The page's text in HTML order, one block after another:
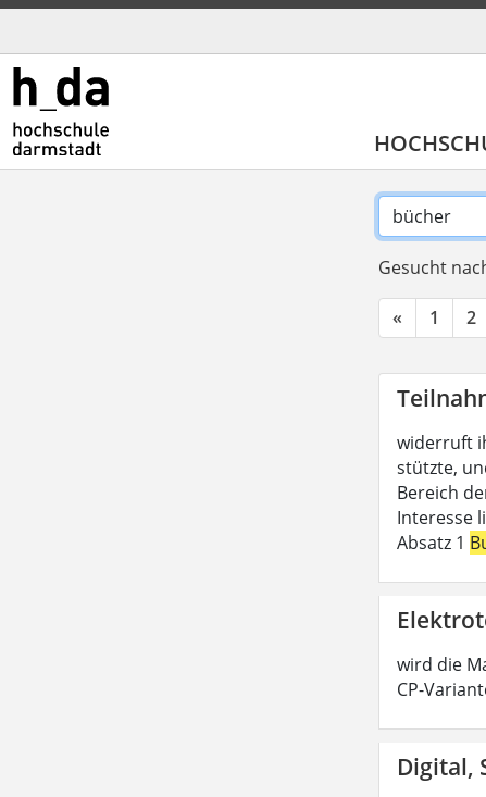
Gesucht
« 1 2
widerruft
stützte,
Bereich
Interesse
Absatz 1
wird die
CP-
Digital,